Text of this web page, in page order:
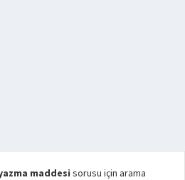
maddesi sorusu için arama